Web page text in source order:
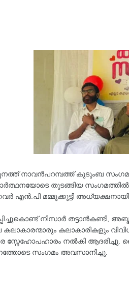
നാവൻപറമ്പത്ത് കുടുംബ സംഗമം
തുടങ്ങിയ
എൻ.പി മമ്മുക്കുട്ടി
നിസാർ തട്ടാൻകണ്ടി,
കലാകാരികളും
സ്നേഹോപഹാരം നൽകി ആദരിച്ചു.
സംഗമം അവസാനിച്ചു.